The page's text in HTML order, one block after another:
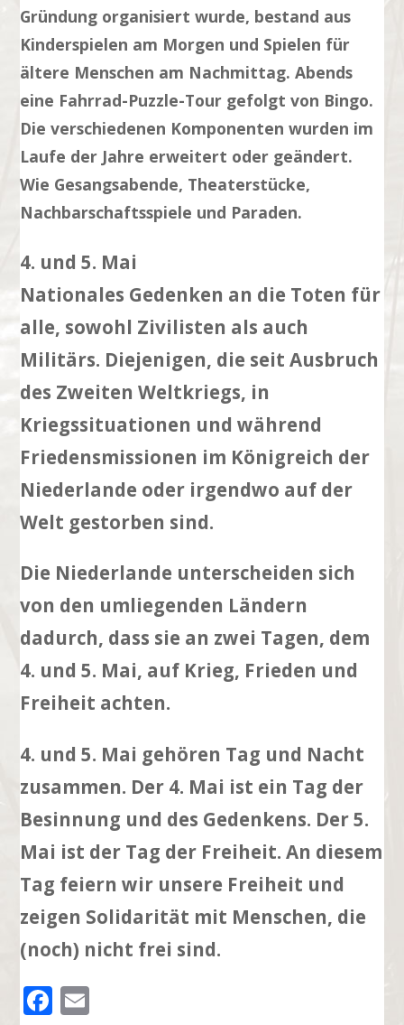
Gründung organisiert wurde, bestand aus
Kinderspielen am Morgen und Spielen für
ältere Menschen am Nachmittag. Abends
eine Fahrrad-Puzzle-Tour gefolgt von Bingo.
Die verschiedenen Komponenten wurden im
Laufe der Jahre erweitert oder geändert.
Wie Gesangsabende, Theaterstücke,
Nachbarschaftsspiele und Paraden.
4. und 5. Mai
Nationales Gedenken an die Toten für
alle, sowohl Zivilisten als auch
Militärs. Diejenigen, die seit Ausbruch
des Zweiten Weltkriegs, in
Kriegssituationen und während
Friedensmissionen im Königreich der
Niederlande oder irgendwo auf der
Welt gestorben sind.
Die Niederlande unterscheiden sich
von den umliegenden Ländern
dadurch, dass sie an zwei Tagen, dem
4. und 5. Mai, auf Krieg, Frieden und
Freiheit achten.
4. und 5. Mai gehören Tag und Nacht
zusammen. Der 4. Mai ist ein Tag der
Besinnung und des Gedenkens. Der 5.
Mai ist der Tag der Freiheit. An diesem
Tag feiern wir unsere Freiheit und
zeigen Solidarität mit Menschen, die
(noch) nicht frei sind.
F E